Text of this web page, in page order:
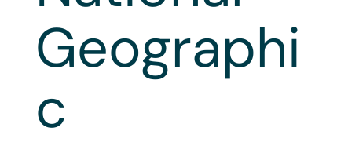
Geographi
c